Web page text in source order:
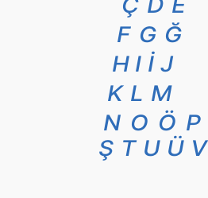
F G Ğ
H I İ J
K L M
N O Ö P
Ş T U Ü V